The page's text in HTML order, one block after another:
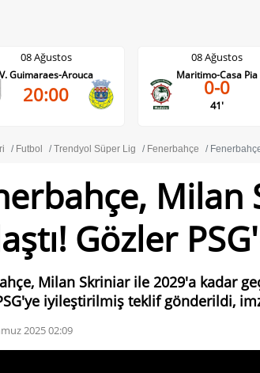
08 Ağustos
Maritimo-Casa Pia
0-0
41'
08 Ağustos
Hartberg-Sturm
20:30
Futbol Trendyol Süper Lig Fenerbahçe
Milan
Gözler
Milan Skriniar ile 2029'a kadar
iyileştirilmiş teklif gönderildi,
2025 02:09